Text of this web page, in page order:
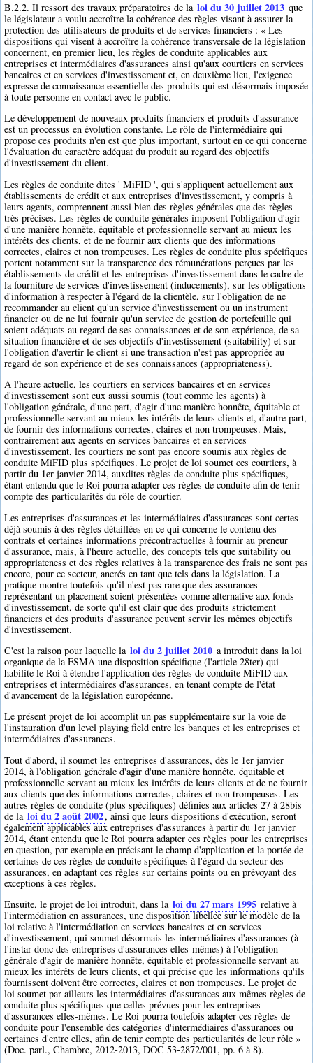
B.2.2. Il ressort des travaux préparatoires de la loi du 30 juillet 2013 que
le législateur a voulu accroître la cohérence des règles visant à assurer la
protection des utilisateurs de produits et de services financiers : « Les
dispositions qui visent à accroître la cohérence transversale de la législation
concernent, en premier lieu, les règles de conduite applicables aux
entreprises et intermédiaires d'assurances ainsi qu'aux courtiers en services
bancaires et en services d'investissement et, en deuxième lieu, l'exigence
expresse de connaissance essentielle des produits qui est désormais imposée
à toute personne en contact avec le public.
Le développement de nouveaux produits financiers et produits d'assurance
est un processus en évolution constante. Le rôle de l'intermédiaire qui
propose ces produits n'en est que plus important, surtout en ce qui concerne
l'évaluation du caractère adéquat du produit au regard des objectifs
d'investissement du client.
Les règles de conduite dites ' MiFID ', qui s'appliquent actuellement aux
établissements de crédit et aux entreprises d'investissement, y compris à
leurs agents, comprennent aussi bien des règles générales que des règles
très précises. Les règles de conduite générales imposent l'obligation d'agir
d'une manière honnête, équitable et professionnelle servant au mieux les
intérêts des clients, et de ne fournir aux clients que des informations
correctes, claires et non trompeuses. Les règles de conduite plus spécifiques
portent notamment sur la transparence des rémunérations perçues par les
établissements de crédit et les entreprises d'investissement dans le cadre de
la fourniture de services d'investissement (inducements), sur les obligations
d'information à respecter à l'égard de la clientèle, sur l'obligation de ne
recommander au client qu'un service d'investissement ou un instrument
financier ou de ne lui fournir qu'un service de gestion de portefeuille qui
soient adéquats au regard de ses connaissances et de son expérience, de sa
situation financière et de ses objectifs d'investissement (suitability) et sur
l'obligation d'avertir le client si une transaction n'est pas appropriée au
regard de son expérience et de ses connaissances (appropriateness).
A l'heure actuelle, les courtiers en services bancaires et en services
d'investissement sont eux aussi soumis (tout comme les agents) à
l'obligation générale, d'une part, d'agir d'une manière honnête, équitable et
professionnelle servant au mieux les intérêts de leurs clients et, d'autre part,
de fournir des informations correctes, claires et non trompeuses. Mais,
contrairement aux agents en services bancaires et en services
d'investissement, les courtiers ne sont pas encore soumis aux règles de
conduite MiFID plus spécifiques. Le projet de loi soumet ces courtiers, à
partir du 1er janvier 2014, auxdites règles de conduite plus spécifiques,
étant entendu que le Roi pourra adapter ces règles de conduite afin de tenir
compte des particularités du rôle de courtier.
Les entreprises d'assurances et les intermédiaires d'assurances sont certes
déjà soumis à des règles détaillées en ce qui concerne le contenu des
contrats et certaines informations précontractuelles à fournir au preneur
d'assurance, mais, à l'heure actuelle, des concepts tels que suitability ou
appropriateness et des règles relatives à la transparence des frais ne sont pas
encore, pour ce secteur, ancrés en tant que tels dans la législation. La
pratique montre toutefois qu'il n'est pas rare que des assurances
représentant un placement soient présentées comme alternative aux fonds
d'investissement, de sorte qu'il est clair que des produits strictement
financiers et des produits d'assurance peuvent servir les mêmes objectifs
d'investissement.
C'est la raison pour laquelle la loi du 2 juillet 2010 a introduit dans la loi
organique de la FSMA une disposition spécifique (l'article 28ter) qui
habilite le Roi à étendre l'application des règles de conduite MiFID aux
entreprises et intermédiaires d'assurances, en tenant compte de l'état
d'avancement de la législation européenne.
Le présent projet de loi accomplit un pas supplémentaire sur la voie de
l'instauration d'un level playing field entre les banques et les entreprises et
intermédiaires d'assurances.
Tout d'abord, il soumet les entreprises d'assurances, dès le 1er janvier
2014, à l'obligation générale d'agir d'une manière honnête, équitable et
professionnelle servant au mieux les intérêts de leurs clients et de ne fournir
aux clients que des informations correctes, claires et non trompeuses. Les
autres règles de conduite (plus spécifiques) définies aux articles 27 à 28bis
de la loi du 2 août 2002, ainsi que leurs dispositions d'exécution, seront
également applicables aux entreprises d'assurances à partir du 1er janvier
2014, étant entendu que le Roi pourra adapter ces règles pour les entreprises
en question, par exemple en précisant le champ d'application et la portée de
certaines de ces règles de conduite spécifiques à l'égard du secteur des
assurances, en adaptant ces règles sur certains points ou en prévoyant des
exceptions à ces règles.
Ensuite, le projet de loi introduit, dans la loi du 27 mars 1995 relative à
l'intermédiation en assurances, une disposition libellée sur le modèle de la
loi relative à l'intermédiation en services bancaires et en services
d'investissement, qui soumet désormais les intermédiaires d'assurances (à
l'instar donc des entreprises d'assurances elles-mêmes) à l'obligation
générale d'agir de manière honnête, équitable et professionnelle servant au
mieux les intérêts de leurs clients, et qui précise que les informations qu'ils
fournissent doivent être correctes, claires et non trompeuses. Le projet de
loi soumet par ailleurs les intermédiaires d'assurances aux mêmes règles de
conduite plus spécifiques que celles prévues pour les entreprises
d'assurances elles-mêmes. Le Roi pourra toutefois adapter ces règles de
conduite pour l'ensemble des catégories d'intermédiaires d'assurances ou
certaines d'entre elles, afin de tenir compte des particularités de leur rôle »
(Doc. parl., Chambre, 2012-2013, DOC 53-2872/001, pp. 6 à 8).